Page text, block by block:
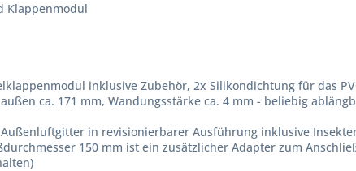
Klappenmodul
inklusive Zubehör, 2x Silikondichtung für das
ca. 171 mm, Wandungsstärke ca. 4 mm - beliebig
in revisionierbarer Ausführung inklusive
150 mm ist ein zusätzlicher Adapter zum